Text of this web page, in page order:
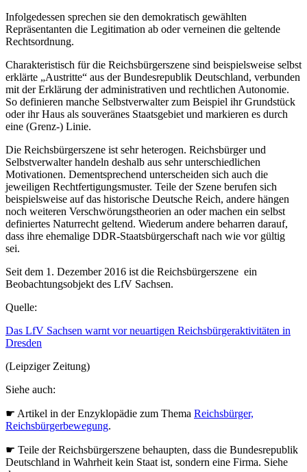
Infolgedessen sprechen sie den demokratisch gewählten
Repräsentanten die Legitimation ab oder verneinen die geltende
Rechtsordnung.
Charakteristisch für die Reichsbürgerszene sind beispielsweise selbst
erklärte „Austritte“ aus der Bundesrepublik Deutschland, verbunden
mit der Erklärung der administrativen und rechtlichen Autonomie.
So definieren manche Selbstverwalter zum Beispiel ihr Grundstück
oder ihr Haus als souveränes Staatsgebiet und markieren es durch
eine (Grenz-) Linie.
Die Reichsbürgerszene ist sehr heterogen. Reichsbürger und
Selbstverwalter handeln deshalb aus sehr unterschiedlichen
Motivationen. Dementsprechend unterscheiden sich auch die
jeweiligen Rechtfertigungsmuster. Teile der Szene berufen sich
beispielsweise auf das historische Deutsche Reich, andere hängen
noch weiteren Verschwörungstheorien an oder machen ein selbst
definiertes Naturrecht geltend. Wiederum andere beharren darauf,
dass ihre ehemalige DDR-Staatsbürgerschaft nach wie vor gültig
sei.
Seit dem 1. Dezember 2016 ist die Reichsbürgerszene ein
Beobachtungsobjekt des LfV Sachsen.
Quelle:
Das LfV Sachsen warnt vor neuartigen Reichsbürgeraktivitäten in
Dresden
(Leipziger Zeitung)
Siehe auch:
☛ Artikel in der Enzyklopädie zum Thema Reichsbürger,
Reichsbürgerbewegung.
☛ Teile der Reichsbürgerszene behaupten, dass die Bundesrepublik
Deutschland in Wahrheit kein Staat ist, sondern eine Firma. Siehe